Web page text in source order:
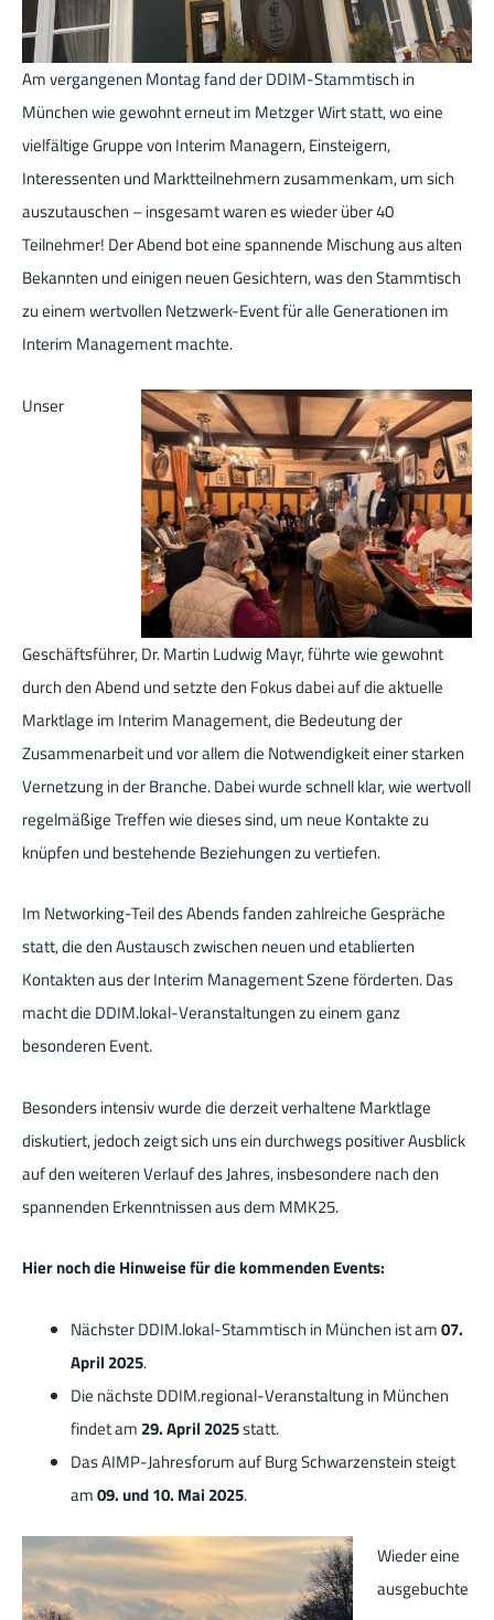
Am vergangenen Montag fand der DDIM-Stammtisch in
München wie gewohnt erneut im Metzger Wirt statt, wo eine
vielfältige Gruppe von Interim Managern, Einsteigern,
Interessenten und Marktteilnehmern zusammenkam, um sich
auszutauschen – insgesamt waren es wieder über 40
Teilnehmer! Der Abend bot eine spannende Mischung aus alten
Bekannten und einigen neuen Gesichtern, was den Stammtisch
zu einem wertvollen Netzwerk-Event für alle Generationen im
Interim Management machte.
Unser
Geschäftsführer, Dr. Martin Ludwig Mayr, führte wie gewohnt
durch den Abend und setzte den Fokus dabei auf die aktuelle
Marktlage im Interim Management, die Bedeutung der
Zusammenarbeit und vor allem die Notwendigkeit einer starken
Vernetzung in der Branche. Dabei wurde schnell klar, wie wertvoll
regelmäßige Treffen wie dieses sind, um neue Kontakte zu
knüpfen und bestehende Beziehungen zu vertiefen.
Im Networking-Teil des Abends fanden zahlreiche Gespräche
statt, die den Austausch zwischen neuen und etablierten
Kontakten aus der Interim Management Szene förderten. Das
macht die DDIM.lokal-Veranstaltungen zu einem ganz
besonderen Event.
Besonders intensiv wurde die derzeit verhaltene Marktlage
diskutiert, jedoch zeigt sich uns ein durchwegs positiver Ausblick
auf den weiteren Verlauf des Jahres, insbesondere nach den
spannenden Erkenntnissen aus dem MMK25.
Hier noch die Hinweise für die kommenden Events:
Nächster DDIM.lokal-Stammtisch in München ist am07.
April 2025.
Die nächste DDIM.regional-Veranstaltung in München
findet am 29. April 2025statt.
Das AIMP-Jahresforum auf Burg Schwarzenstein steigt
am09. und 10. Mai 2025.
Wieder eine
ausgebuchte